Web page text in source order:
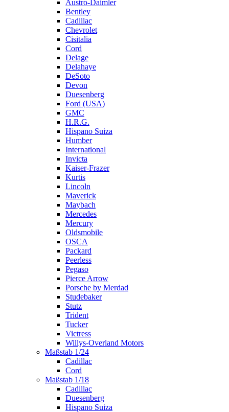
Austro-Daimler
Bentley
Cadillac
Chevrolet
Cisitalia
Cord
Delage
Delahaye
DeSoto
Devon
Duesenberg
Ford (USA)
GMC
H.R.G.
Hispano Suiza
Humber
International
Invicta
Kaiser-Frazer
Kurtis
Lincoln
Maverick
Maybach
Mercedes
Mercury
Oldsmobile
OSCA
Packard
Peerless
Pegaso
Pierce Arrow
Porsche by Merdad
Studebaker
Stutz
Trident
Tucker
Victress
Willys-Overland Motors
Maßstab 1/24
Cadillac
Cord
Maßstab 1/18
Cadillac
Duesenberg
Hispano Suiza